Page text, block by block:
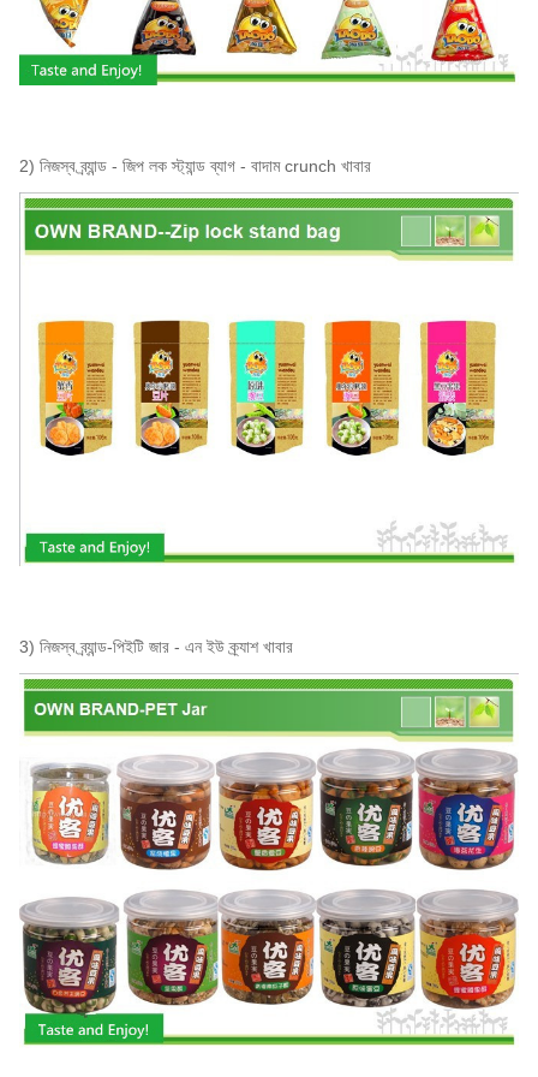
পরিশোধের শর্ত টি / টি, এল / সি
নমুনা সহজলভ্য
2) নিজস্ব ব্র্যান্ড - জিপ লক স্ট্যান্ড ব্যাগ - বাদাম crunch খাবার
3) নিজস্ব ব্র্যান্ড-পিইটি জার - এন ইউ ক্র্যাশ খাবার